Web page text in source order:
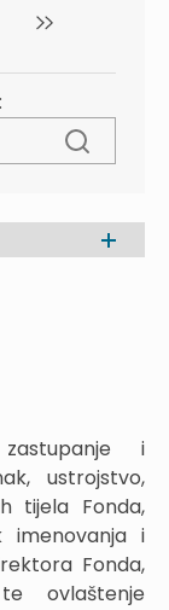
i
ustrojstvo,
tijela Fonda,
imenovanja i
Fonda,
ovlaštenje